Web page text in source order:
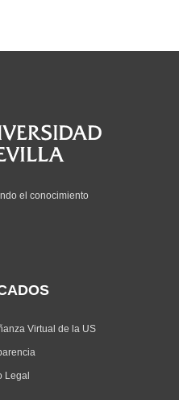
el conocimiento
Virtual de la US
Legal